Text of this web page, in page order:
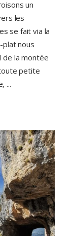
un
les
se fait via la
plat nous
de la montée
petite